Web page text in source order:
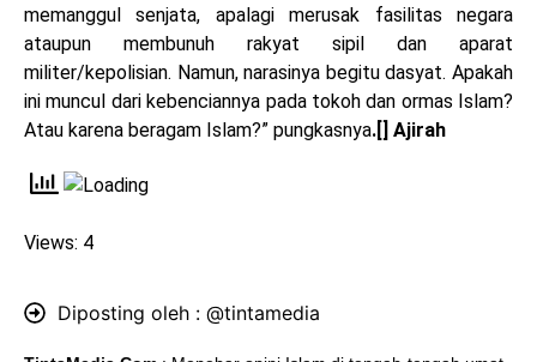
memanggul senjata, apalagi merusak fasilitas negara
ataupun membunuh rakyat sipil dan aparat
militer/kepolisian. Namun, narasinya begitu dasyat. Apakah
ini muncul dari kebenciannya pada tokoh dan ormas Islam?
Atau karena beragam Islam?” pungkasnya.[] Ajirah
Views: 4
Diposting oleh : @tintamedia